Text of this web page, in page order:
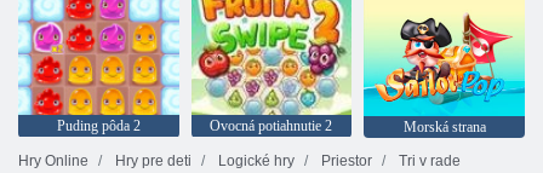
Puding pôda 2 Ovocná potiahnutie 2
Morská strana
Hry Online
Hry pre deti Logické hry Priestor
Tri v rade